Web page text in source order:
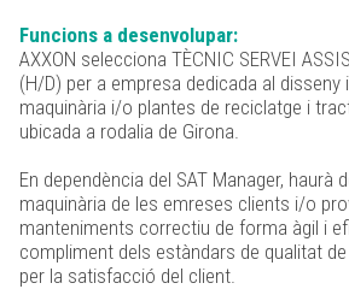
Funcions a desenvolupar:
AXXON selecciona TÈCNIC SERVEI
(H/D) per a empresa dedicada al disseny
maquinària i/o plantes de reciclatge i
ubicada a rodalia de Girona.
En dependència del SAT Manager, haurà
maquinària de les emreses clients i/o
manteniments correctiu de forma àgil i
compliment dels estàndars de qualitat
per la satisfacció del client.